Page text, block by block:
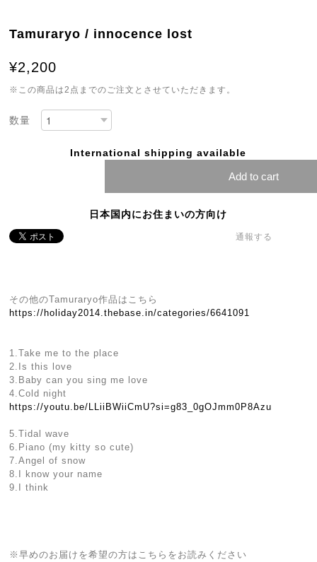
Tamuraryo / innocence lost
¥2,200
※この商品は2点までのご注文とさせていただきます。
数量
International shipping available
Add to cart
日本国内にお住まいの方向け
通報する
その他のTamuraryo作品はこちら
https://holiday2014.thebase.in/categories/6641091
1.Take me to the place
2.Is this love
3.Baby can you sing me love
4.Cold night
https://youtu.be/LLiiBWiiCmU?si=g83_0gOJmm0P8Azu
5.Tidal wave
6.Piano (my kitty so cute)
7.Angel of snow
8.I know your name
9.I think
※早めのお届けを希望の方はこちらをお読みください